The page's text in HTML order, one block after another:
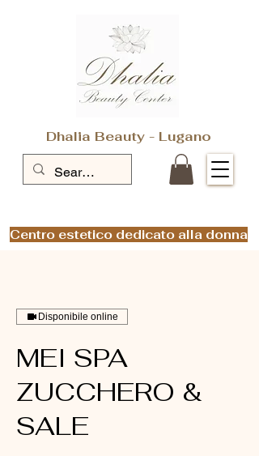
Centro estetico dedicato alla donna
Dhalia Beauty - Lugano
Disponibile online
MEI SPA
ZUCCHERO &
SALE